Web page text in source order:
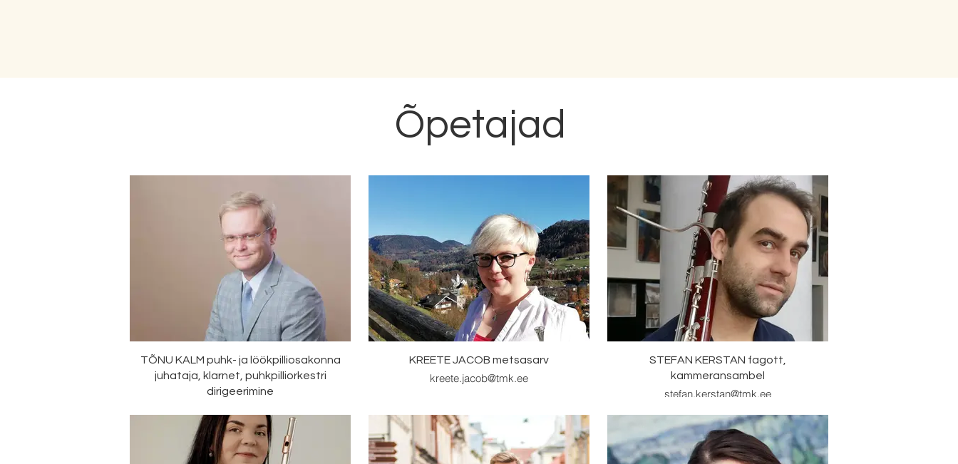
Õpetajad
TÕNU KALM puhk- ja löökpilliosakonna
juhataja, klarnet, puhkpilliorkestri
dirigeerimine
KREETE JACOB metsasarv
kreete.jacob@tmk.ee
STEFAN KERSTAN fagott,
kammeransambel
stefan.kerstan@tmk.ee